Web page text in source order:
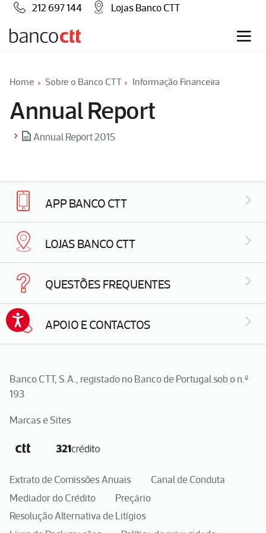
212 697 144 Lojas Banco CTT
Home Sobre o Banco CTT Informação Financeira
Annual Report
Annual Report 2015
APP BANCO CTT
LOJAS BANCO CTT
QUESTÕES FREQUENTES
APOIO E CONTACTOS
Banco CTT, S.A., registado no Banco de Portugal sob o n.º
193
Marcas e Sites
Extrato de Comissões Anuais
Canal de Conduta
Mediador do Crédito
Preçário
Resolução Alternativa de Litígios